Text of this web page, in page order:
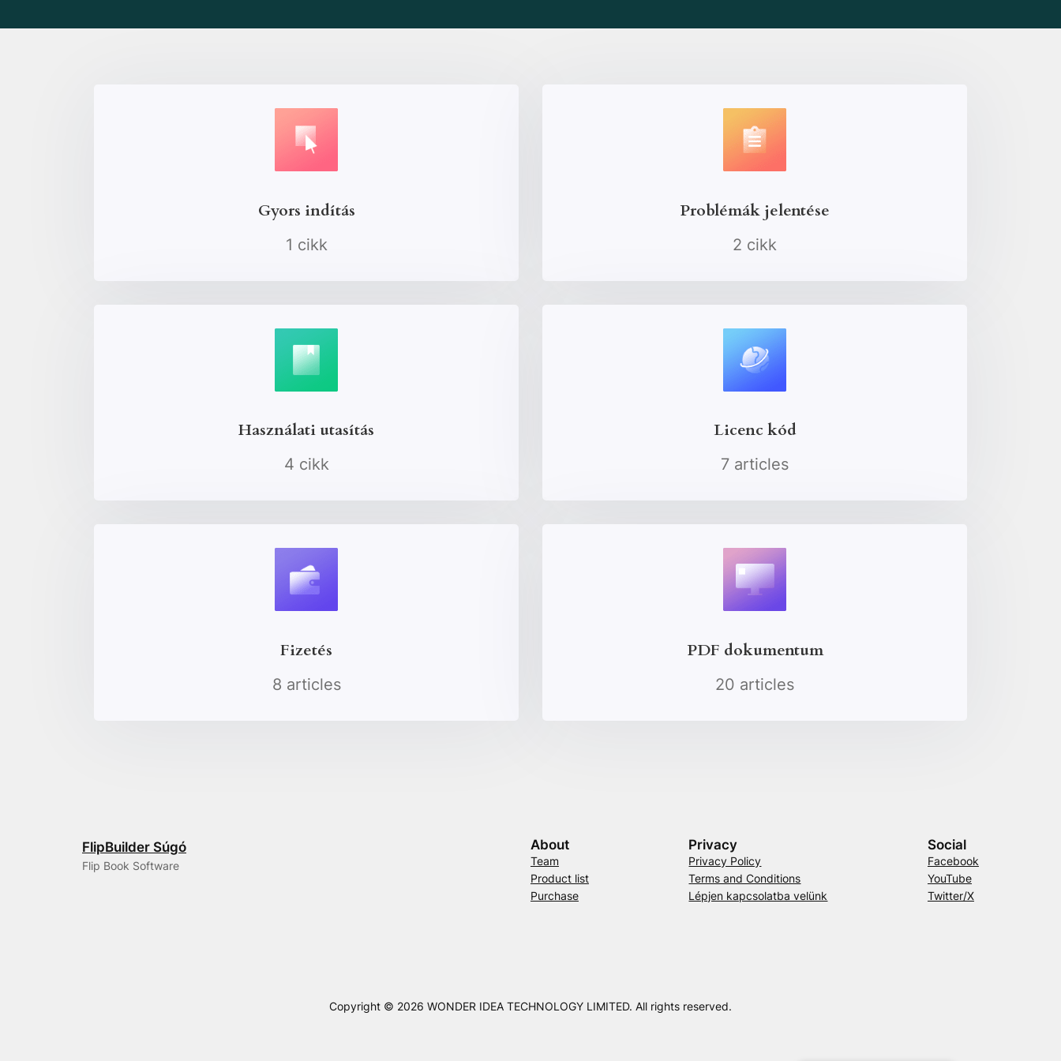
Gyors indítás
1 cikk
Problémák jelentése
2 cikk
Használati utasítás
4 cikk
Licenc kód
7 articles
Fizetés
8 articles
PDF dokumentum
20 articles
FlipBuilder Súgó
Flip Book Software
About
Team
Product list
Purchase
Privacy
Privacy Policy
Terms and Conditions
Lépjen kapcsolatba velünk
Social
Facebook
YouTube
Twitter/X
Copyright © 2026 WONDER IDEA TECHNOLOGY LIMITED. All rights reserved.